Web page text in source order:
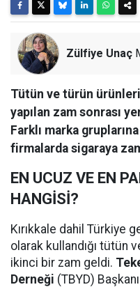
Zülfiye Unaç
Tütün ve türün
yapılan zam sonrası
Farklı marka
firmalarda sigaraya
EN UCUZ VE EN
HANGİSİ?
Kırıkkale dahil Türkiye
olarak kullandığı tütün
ikinci bir zam geldi.
Derneği (TBYD)